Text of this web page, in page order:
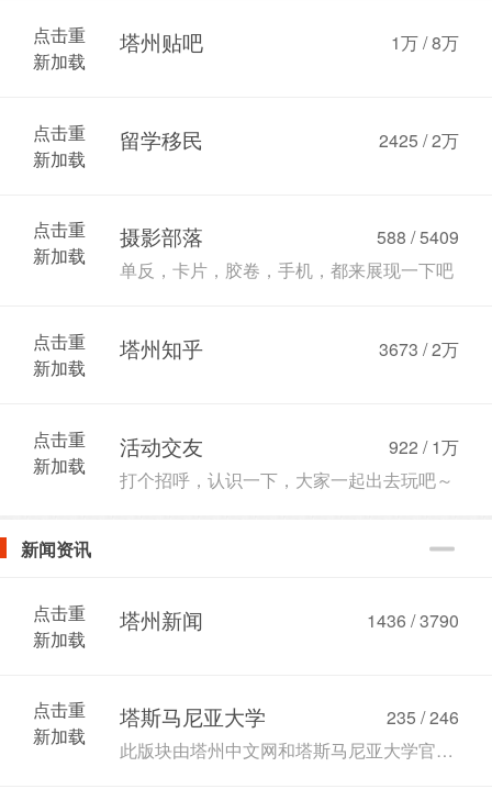
点击重
新加载
1万/8万
塔州贴吧
点击重
新加载
2425 /2万
留学移民
点击重
新加载
588 / 5409
摄影部落
单反，卡片，胶卷，手机，都来展现一下吧
点击重
新加载
3673 /2万
塔州知乎
点击重
新加载
922 /1万
活动交友
打个招呼，认识一下，大家一起出去玩吧～
新闻资讯
点击重
新加载
1436 / 3790
塔州新闻
点击重
新加载
235 / 246
塔斯马尼亚大学
此版块由塔州中文网和塔斯马尼亚大学官方合作，板块内容由塔斯马尼亚大学提供。